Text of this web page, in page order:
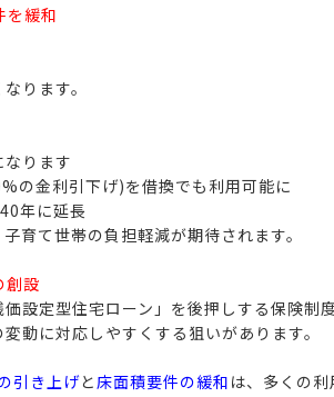
を緩和
ります。
ります
の金利引下げ)を借換でも利用可能に
年に延長
育て世帯の負担軽減が期待されます。
創設
設定型住宅ローン」を後押しする保険制
動に対応しやすくする狙いがあります。
引き上げと床面積要件の緩和 は、多くの利